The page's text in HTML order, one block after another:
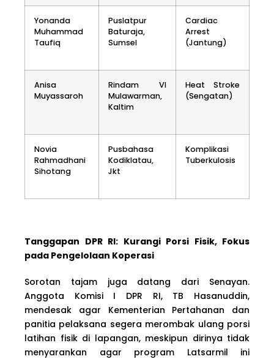
Yonanda
Muhammad
Taufiq
Puslatpur
Baturaja,
Sumsel
Cardiac
Arrest
(Jantung)
Anisa
Muyassaroh
Rindam VI
Mulawarman,
Kaltim
Heat Stroke
(Sengatan)
Novia
Rahmadhani
Sihotang
Pusbahasa
Kodiklatau,
Jkt
Komplikasi
Tuberkulosis
Tanggapan DPR RI: Kurangi Porsi Fisik, Fokus
pada Pengelolaan Koperasi
Sorotan tajam juga datang dari Senayan.
Anggota Komisi I DPR RI, TB Hasanuddin,
mendesak agar Kementerian Pertahanan dan
panitia pelaksana segera merombak ulang porsi
latihan fisik di lapangan, meskipun dirinya tidak
menyarankan agar program Latsarmil ini